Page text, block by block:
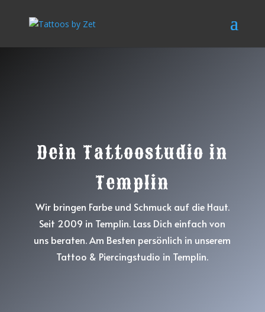
Dein Tattoostudio in
Templin
Wir bringen Farbe und Schmuck auf die Haut.
Seit 2009 in Templin. Lass Dich einfach von
uns beraten. Am Besten persönlich in unserem
Tattoo & Piercingstudio in Templin.